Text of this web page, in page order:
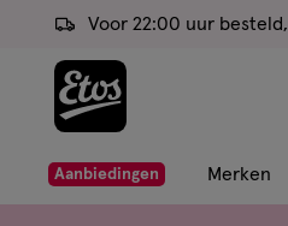
ga
de
hoofd
ga
naar
Voor 22:00 uur besteld,
Aanbiedingen Merken